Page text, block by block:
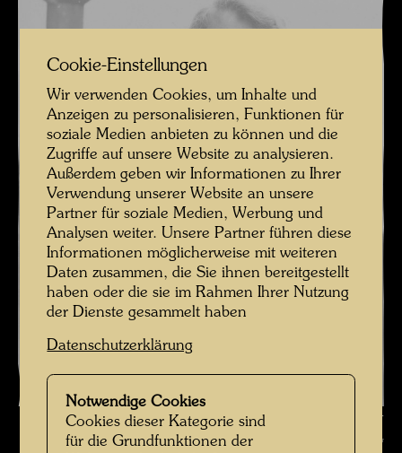
Elsa Stowasser , Fotograf: Unbekannt Unknown © Hundertwasser
Archiv
Cookie-Einstellungen
Wir verwenden Cookies, um Inhalte und
Anzeigen zu personalisieren, Funktionen für
soziale Medien anbieten zu können und die
Zugriffe auf unsere Website zu analysieren.
Außerdem geben wir Informationen zu Ihrer
Verwendung unserer Website an unsere
Partner für soziale Medien, Werbung und
Analysen weiter. Unsere Partner führen diese
Informationen möglicherweise mit weiteren
Daten zusammen, die Sie ihnen bereitgestellt
haben oder die sie im Rahmen Ihrer Nutzung
der Dienste gesammelt haben
Datenschutzerklärung
Notwendige Cookies
Cookies dieser Kategorie sind
für die Grundfunktionen der